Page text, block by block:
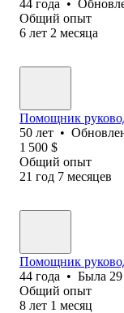
44 года •
Общий опыт
6 лет 2 месяца
Помощник
50 лет •
1 500 $
Общий опыт
21 год 7 месяцев
Помощник
44 года • Была
Общий опыт
8 лет 1 месяц